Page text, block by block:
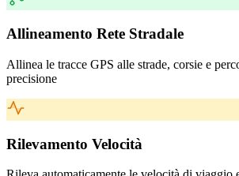
Allineamento Rete Stradale
Allinea le tracce GPS alle strade, corsie e
precisione
Rilevamento Velocità